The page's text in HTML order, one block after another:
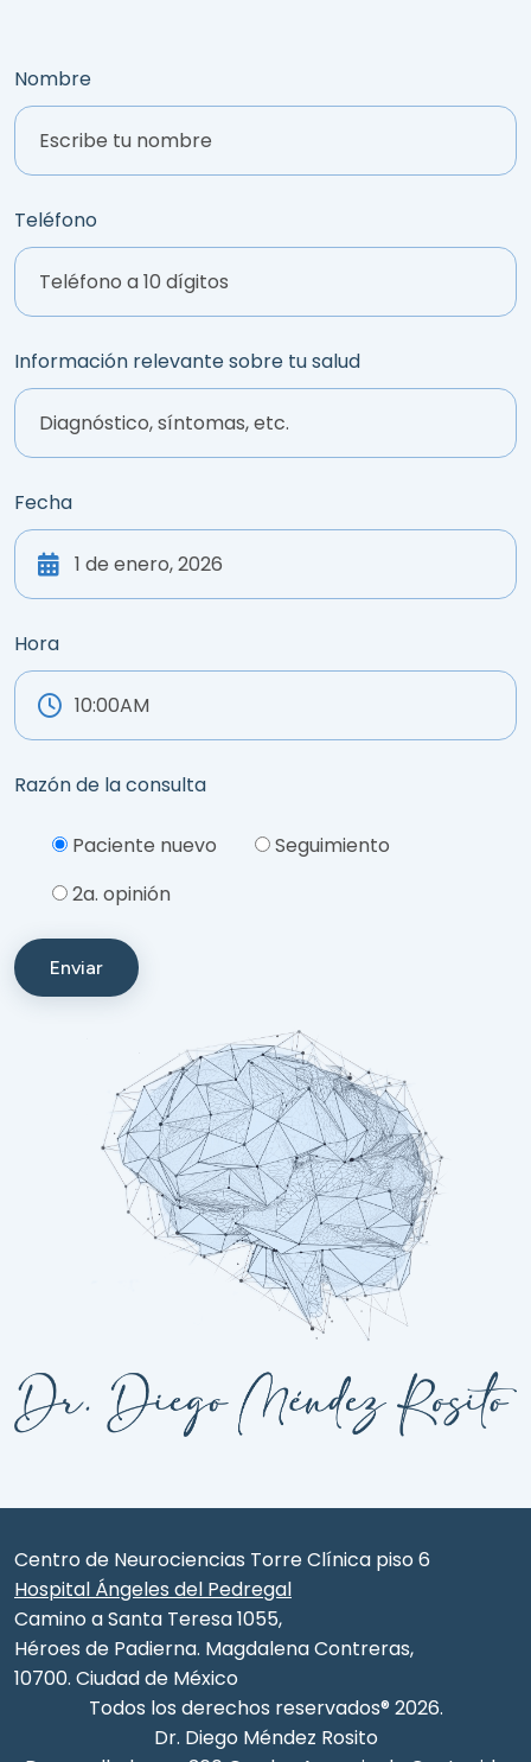
Nombre
Teléfono
Información relevante sobre tu salud
Fecha
Hora
Razón de la consulta
Paciente nuevo
Seguimiento
2a. opinión
Centro de Neurociencias Torre Clínica piso 6
Hospital Ángeles del Pedregal
Camino a Santa Teresa 1055,
Héroes de Padierna. Magdalena Contreras,
10700. Ciudad de México
Todos los derechos reservados® 2026.
Dr. Diego Méndez Rosito